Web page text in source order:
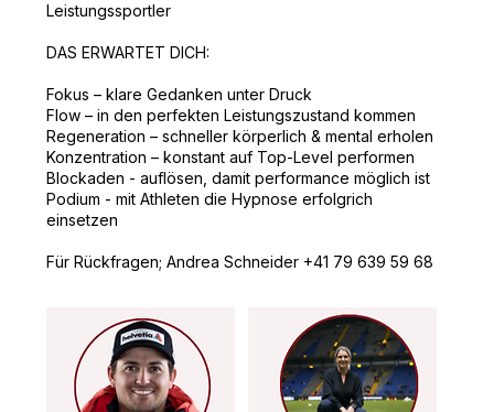
Leistungssportler
DAS ERWARTET DICH:
Fokus – klare Gedanken unter Druck
Flow – in den perfekten Leistungszustand kommen
Regeneration – schneller körperlich & mental erholen
Konzentration – konstant auf Top-Level performen
Blockaden - auflösen, damit performance möglich ist
Podium - mit Athleten die Hypnose erfolgrich
einsetzen
Für Rückfragen; Andrea Schneider +41 79 639 59 68